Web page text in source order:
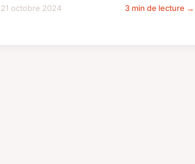
21 octobre 2024 3 min de lecture →